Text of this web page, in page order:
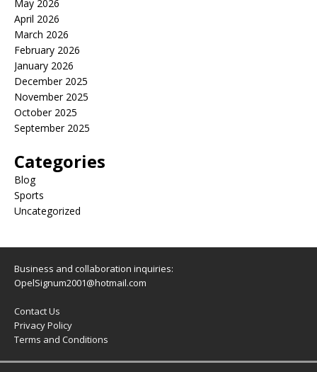
May 2026
April 2026
March 2026
February 2026
January 2026
December 2025
November 2025
October 2025
September 2025
Categories
Blog
Sports
Uncategorized
Business and collaboration inquiries:
OpelSignum2001@hotmail.com
Contact Us
Privacy Policy
Terms and Conditions